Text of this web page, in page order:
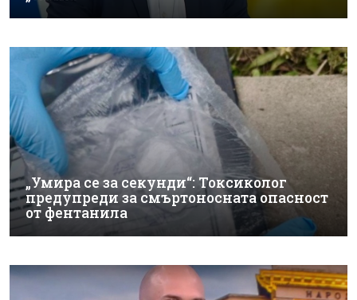
„Умира се за секунди“: Токсиколог
предупреди за смъртоносната опасност
от фентанила